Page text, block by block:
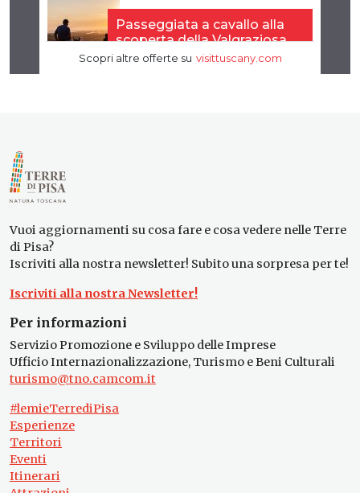
Vuoi aggiornamenti su cosa fare e cosa vedere nelle Terre
di Pisa?
Iscriviti alla nostra newsletter! Subito una sorpresa per te!
Iscriviti alla nostra Newsletter!
Per informazioni
Servizio Promozione e Sviluppo delle Imprese
Ufficio Internazionalizzazione, Turismo e Beni Culturali
turismo@tno.camcom.it
#lemieTerrediPisa
Esperienze
Territori
Eventi
Itinerari